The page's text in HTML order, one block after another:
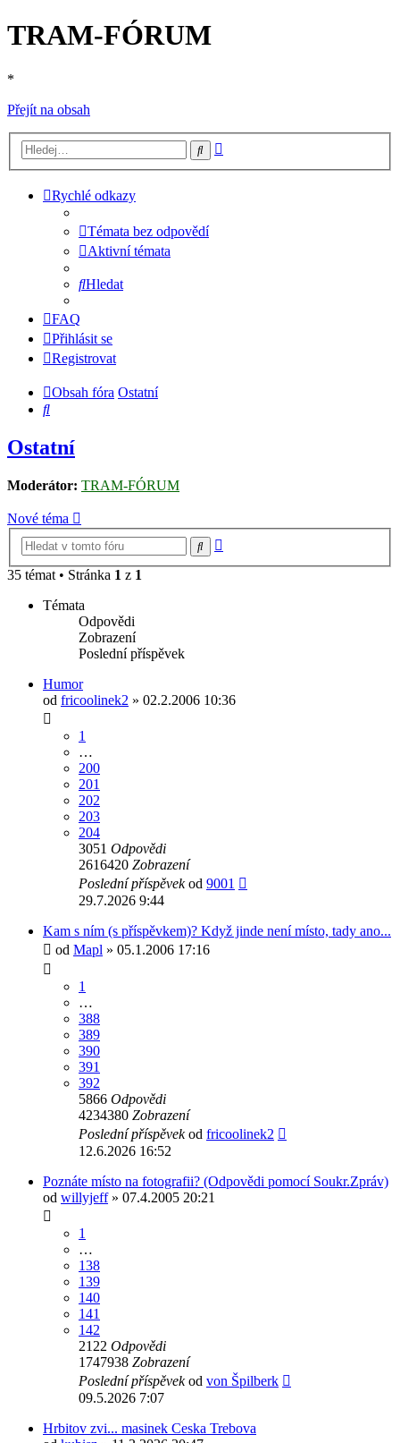
TRAM-FÓRUM
*
Přejít na obsah
Hledat
Rychlé odkazy
Témata bez odpovědí
Aktivní témata
Hledat
FAQ
Přihlásit se
Registrovat
Obsah fóra Ostatní
Hledat
Ostatní
Moderátor: TRAM-FÓRUM
Nové téma
Hledat
35 témat • Stránka 1 z 1
Témata
Odpovědi
Zobrazení
Poslední příspěvek
Humor
od fricoolinek2 » 02.2.2006 10:36
1
…
200
201
202
203
204
3051 Odpovědi
2616420 Zobrazení
Poslední příspěvekod 9001
29.7.2026 9:44
Kam s ním (s příspěvkem)? Když jinde není místo, tady ano...
od Mapl » 05.1.2006 17:16
1
…
388
389
390
391
392
5866 Odpovědi
4234380 Zobrazení
Poslední příspěvekod fricoolinek2
12.6.2026 16:52
Poznáte místo na fotografii? (Odpovědi pomocí Soukr.Zpráv)
od willyjeff» 07.4.2005 20:21
1
…
138
139
140
141
142
2122 Odpovědi
1747938 Zobrazení
Poslední příspěvekod von Špilberk
09.5.2026 7:07
Hrbitov zvi... masinek Ceska Trebova